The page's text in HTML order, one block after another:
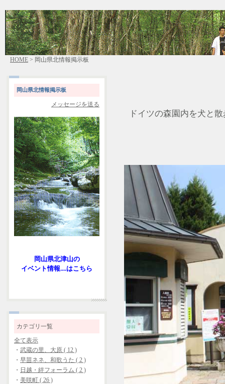
HOME > 岡山県北情報掲示板
岡山県北情報掲示板
メッセージを送る
岡山県北津山の
イベント情報....はこちら
カテゴリ一覧
全て表示
・ 武蔵の里、大原 ( 12 )
・ 早苗ネネ、和歌うた ( 2 )
・ 日越・絆フォーラム ( 2 )
・ 美咲町 ( 26 )
ドイツの森園内を犬と